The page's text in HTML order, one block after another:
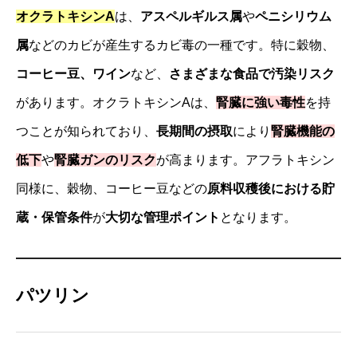
オクラトキシンAは、 アスペルギルス属やペニシリウム
属などのカビが産生するカビ毒の一種です。特に穀物、
コーヒー豆、ワインなど、 さまざまな食品で汚染リスク
があります。オクラトキシンAは、 腎臓に強い毒性を持
つことが知られており、 長期間の摂取により 腎臓機能の
低下や腎臓ガンのリスクが高まります。アフラトキシン
同様に、穀物、コーヒー豆などの原料収穫後における貯
蔵・保管条件が大切な管理ポイント となります。
パツリン